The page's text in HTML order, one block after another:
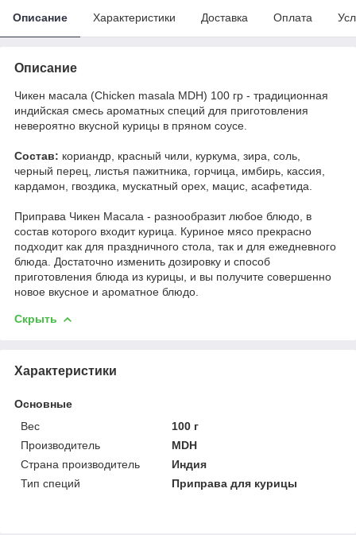
Описание Характеристики Доставка Оплата
Описание
Чикен масала (Chicken masala MDH) 100 гр - традиционная
индийская смесь ароматных специй для приготовления
невероятно вкусной курицы в пряном соусе.
Состав: кориандр, красный чили, куркума, зира, соль,
черный перец, листья пажитника, горчица, имбирь, кассия,
кардамон, гвоздика, мускатный орех, мацис, асафетида.
Приправа Чикен Масала - разнообразит любое блюдо, в
состав которого входит курица. Куриное мясо прекрасно
подходит как для праздничного стола, так и для ежедневного
блюда. Достаточно изменить дозировку и способ
приготовления блюда из курицы, и вы получите совершенно
новое вкусное и ароматное блюдо.
Скрыть
Характеристики
Основные
Вес
100 г
Производитель
MDH
Страна производитель
Индия
Тип специй
Приправа для курицы